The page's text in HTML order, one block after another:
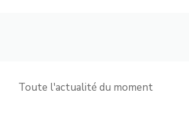
Toute l'actualité du moment